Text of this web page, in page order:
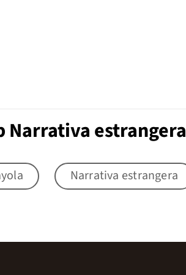
Narrativa estrangera
Narrativa estrangera